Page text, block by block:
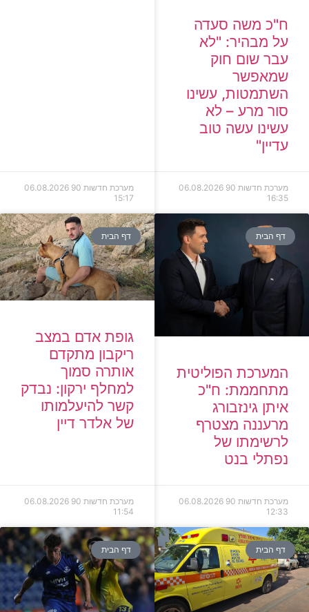
ח"כ משה סעדה
על מבהיר: "לא
עבר שום חוק
שמאפשר
השתמטות, עשינו
סור מרע – לא
עשינו עשה טוב
עדיין"
מערכת חדשות 90
06.08.2026
16:35
מערכת חדשות 90
06.08.2026
15:17
דף הבית
המערכת הפוליטית
מתחממת: ח"כ
איתן גינזבורג
מרעננה מצטרף
לרשימתו של
נפתלי בנט
מערכת חדשות 90
06.08.2026
12:33
דף הבית
גופת אדם במצב
ריקבון מתקדם
אותרה סמוך
למחלף ירקון: נבדק
קשר להיעלמותו
של אלדר דיין
מערכת חדשות 90
06.08.2026
11:54
דף הבית דף הבית